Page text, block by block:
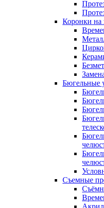
Коронки на
Бюгельные
Съемные